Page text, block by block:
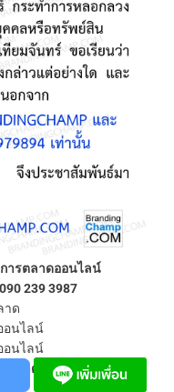
ารตลาดออนไลน์
090 239 3987
าด
อนไลน์
อนไลน์
ตลาดออนไลน์